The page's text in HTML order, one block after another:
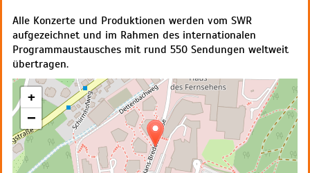
Alle Konzerte und Produktionen werden vom SWR
aufgezeichnet und im Rahmen des internationalen
Programmaustausches mit rund 550 Sendungen weltweit
übertragen.
+
−